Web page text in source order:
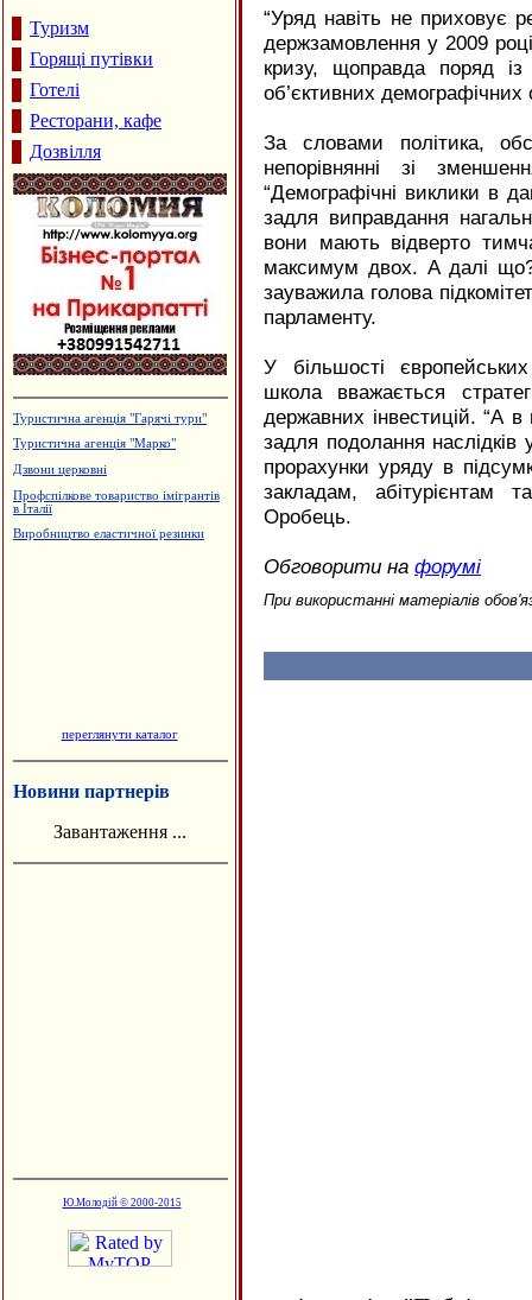
Туризм
Горящі путівки
Готелі
Ресторани, кафе
Дозвілля
Туристична агенція "Гарячі тури"
Туристична агенція "Марко"
Дзвони церковні
Профспілкове товариство імігрантів
в Італії
Виробництво еластичної резинки
переглянути каталог
Новини партнерів
Завантаження ...
Ю.Молодій © 2000-2015
“Уряд навіть не приховує
держзамовлення у 2009
кризу, щоправда поряд
об’єктивних
За словами політика,
непорівнянні зі
“Демографічні виклики в
задля виправдання
вони мають відверто
максимум двох. А далі що?
зауважила голова
парламенту.
У більшості
школа вважається
державних інвестицій. “А
задля подолання
прорахунки уряду в
закладам, абітурієнтам
Оробець.
Обговорити на форумі
При використанні матеріалів